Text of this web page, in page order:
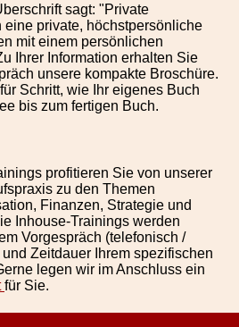
sagt: "Private
eine private, höchstpersönliche
mit einem persönlichen
Ihrer Information erhalten Sie
unsere kompakte Broschüre.
Schritt, wie Ihr eigenes Buch
bis zum fertigen Buch.
profitieren Sie von unserer
zu den Themen
Finanzen, Strategie und
Inhouse-Trainings werden
Vorgespräch (telefonisch /
Zeitdauer Ihrem spezifischen
legen wir im Anschluss ein
für Sie.